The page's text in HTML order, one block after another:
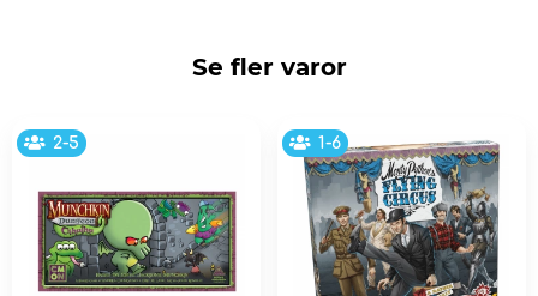
Se fler varor
2-5 1-6